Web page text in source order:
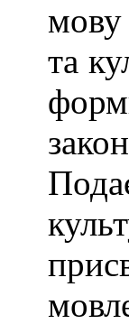
мову
та